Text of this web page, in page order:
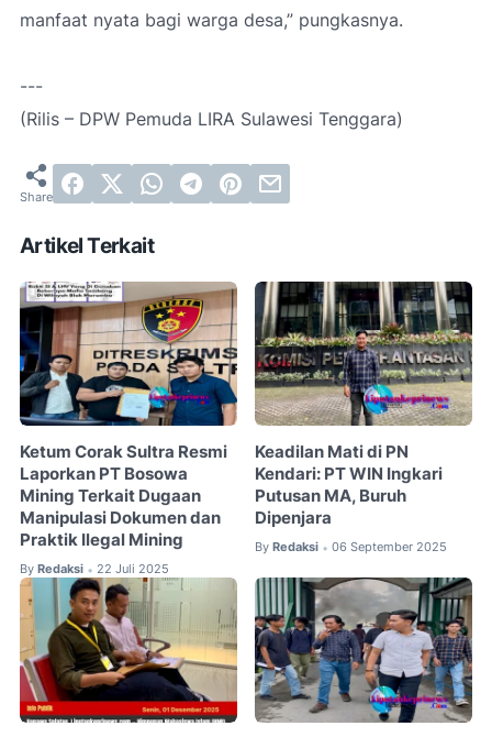
manfaat nyata bagi warga desa,” pungkasnya.
---
(Rilis – DPW Pemuda LIRA Sulawesi Tenggara)
Artikel Terkait
Ketum Corak Sultra Resmi
Laporkan PT Bosowa
Mining Terkait Dugaan
Manipulasi Dokumen dan
Praktik Ilegal Mining
By Redaksi • 22 Juli 2025
Keadilan Mati di PN
Kendari: PT WIN Ingkari
Putusan MA, Buruh
Dipenjara
By Redaksi • 06 September 2025